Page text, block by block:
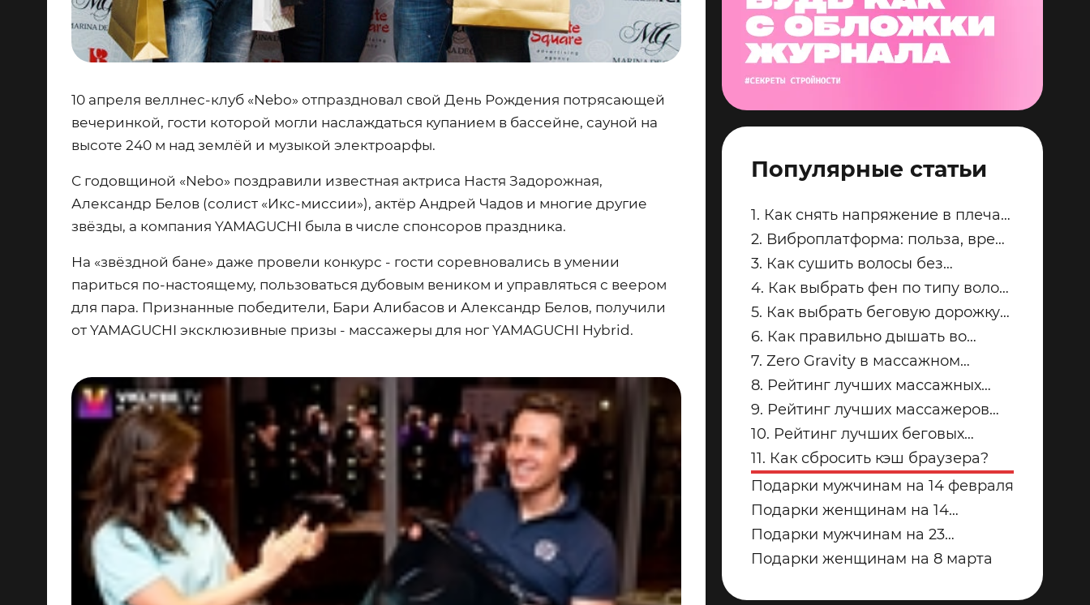
10 апреля веллнес-клуб «Nebo» отпраздновал свой День Рождения потрясающей
вечеринкой, гости которой могли наслаждаться купанием в бассейне, сауной на
высоте 240 м над землёй и музыкой электроарфы.
С годовщиной «Nebo» поздравили известная актриса Настя Задорожная,
Александр Белов (солист «Икс-миссии»), актёр Андрей Чадов и многие другие
звёзды, а компания YAMAGUCHI была в числе спонсоров праздника.
На «звёздной бане» даже провели конкурс - гости соревновались в умении
париться по-настоящему, пользоваться дубовым веником и управляться с веером
для пара. Признанные победители, Бари Алибасов и Александр Белов, получили
от YAMAGUCHI эксклюзивные призы - массажеры для ног YAMAGUCHI Hybrid.
Популярные статьи
1. Как снять напряжение в плечах
и трапециях после рабочего дня
2. Виброплатформа: польза, вред
и советы по безопасным
занятиям
3. Как сушить волосы без
пересушивания
4. Как выбрать фен по типу волос:
тонкие, кудрявые, пористые и
окрашенные
5. Как выбрать беговую дорожку
для квартиры
6. Как правильно дышать во
время силовых упражнений и
кардио
7. Zero Gravity в массажном
кресле: что это и кому подходит
8. Рейтинг лучших массажных
кресел для дома: топ-модели
Yamaguchi
9. Рейтинг лучших массажеров
для ног Yamaguchi: какую модель
купить для дома в 2026 году?
10. Рейтинг лучших беговых
дорожек для дома от Yamaguchi:
какую модель выбрать?
11. Как сбросить кэш браузера?
Подарки мужчинам на 14 февраля
Подарки женщинам на 14
февраля
Подарки мужчинам на 23
февраля
Подарки женщинам на 8 марта